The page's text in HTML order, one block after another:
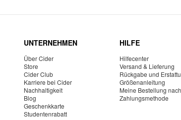
UNTERNEHMEN
Über Cider
Store
Cider Club
Karriere bei Cider
Nachhaltigkeit
Blog
Geschenkkarte
Studentenrabatt
HILFE
Hilfecenter
Versand & Lieferung
Rückgabe und
Größenanleitung
Meine Bestellung
Zahlungsmethode